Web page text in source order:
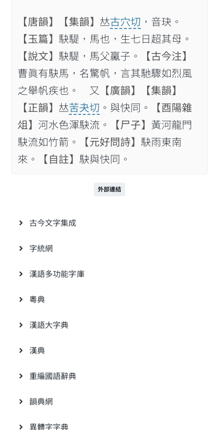
【唐韻】 【集韻】 𠀤古穴切 ，音玦。
【玉篇】 駃騠，馬也，生七日超其母。
【說文】 駃騠，馬父驘子。
【古今注】
曹眞有駃馬，名驚帆，言其馳驟如烈風
之舉帆疾也。 又
【廣韻】
【集韻】
【正韻】 𠀤苦夬切 。與快同。
【酉陽雜
俎】 河水色渾駃流。 【尸子】 黃河龍門
駃流如竹箭。
【元好問詩】 駃雨東南
來。
【自註】 駃與快同。
外部連結
古今文字集成
字統網
漢語多功能字庫
粵典
漢語大字典
漢典
重編國語辭典
韻典網
異體字字典